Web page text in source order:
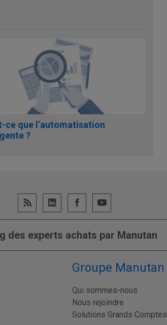
ce que l’automatisation
?
des experts achats par Manutan
Groupe Manutan
Qui sommes-nous
Nous rejoindre
Solutions Grands Comptes